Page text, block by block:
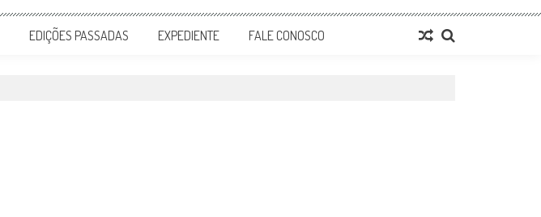
EDIÇÕES PASSADAS EXPEDIENTE FALE CONOSCO